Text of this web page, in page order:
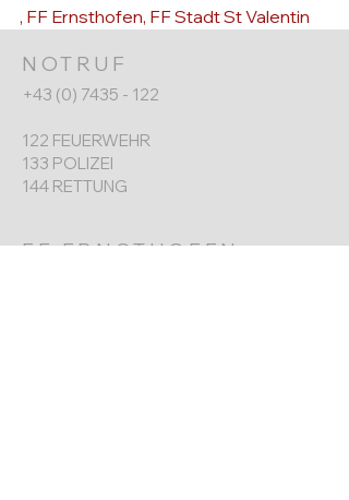
, FF Ernsthofen, FF Stadt St Valentin
NOTRUF
+43 (0) 7435 - 122
122 FEUERWEHR
133 POLIZEI
144 RETTUNG
FF ERNSTHOFEN